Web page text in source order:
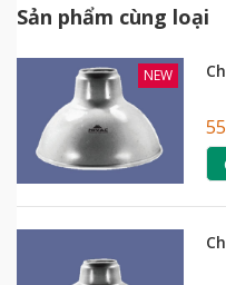
Sản phẩm cùng loại
NEW